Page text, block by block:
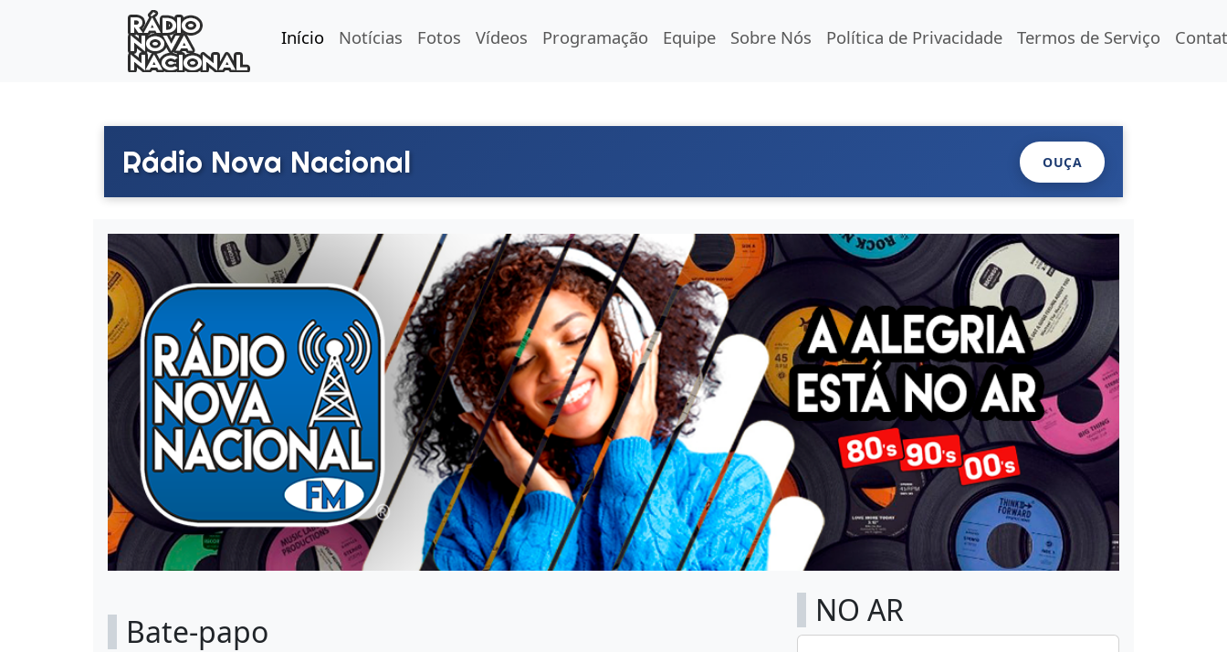
Início Notícias Fotos Vídeos Programação Equipe Sobre Nós Política de Privacidade Termos de Serviço
Rádio Nova Nacional OUÇA
Rádio Nova Nacional
Bate-papo
NO AR